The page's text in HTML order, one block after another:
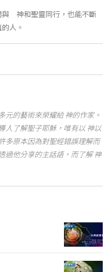
與 神和聖靈同行，也能不斷
人。
元的藝術來榮耀給 神的作家。
人了解聖子耶穌，唯有以 神以
多原本因為對聖經錯誤理解而
過他分享的主話語，而了解 神